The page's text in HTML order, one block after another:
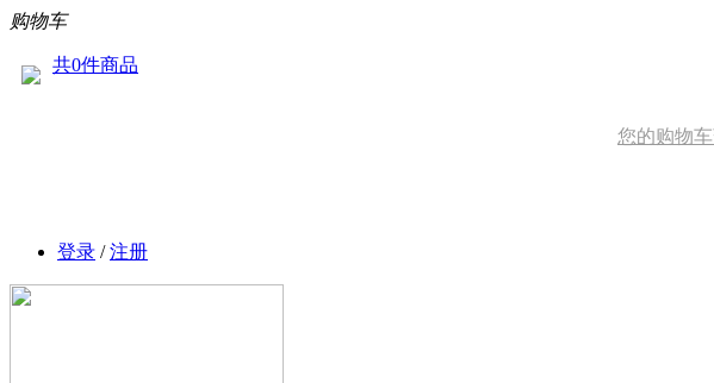
购物车
共0件商品
您的购物
登录 /注册